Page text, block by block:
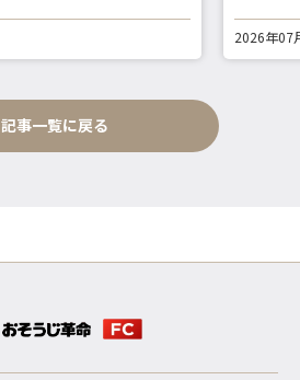
2026年07
記事一覧に戻る